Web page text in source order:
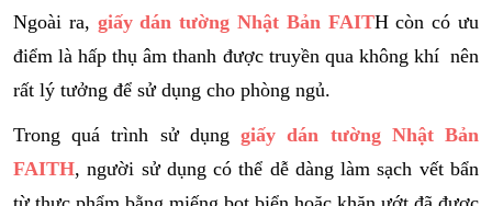
Ngoài ra, giấy dán tường Nhật Bản FAITH còn có ưu
điểm là hấp thụ âm thanh được truyền qua không khí nên
rất lý tưởng để sử dụng cho phòng ngủ.
Trong quá trình sử dụnggiấy dán tường Nhật Bản
FAITH, người sử dụng có thể dễ dàng làm sạch vết bẩn